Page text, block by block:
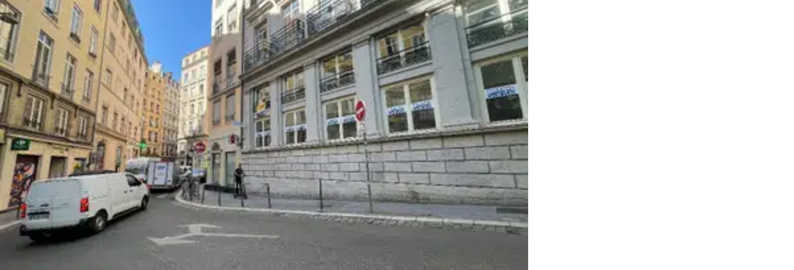
dans un secteur recherché, structuré et particulièrement vivant de la métropole lyonnaise. vous propose d'implanter votre
entreprise au coeur se, dans un secteur central et commerçant parfaitement desservi par le réseau de métro et de bus. Cette
surface de bureaux de 157 m² prend place dans un élégant immeuble de style haussmannien. Les espaces, particulièrement
lumineux, s'organisent de façon très rationnelle pour s'adapter à votre organisation : 2 grands open spaces, 2 bureaux
individuels, 1 salle de réunion, 1 espace cuisine dédié à vos équipes ainsi que 2 sanitaires privatifs. Un emplacement stratégique
offrant toutes les commodités à proximité immédiate pour vos collaborateurs.
Bus Plusieurs lignes de bus vélo'V Plusieurs stations à proximité SNCF Gare de Lyon-Saint-Paul à 4 min